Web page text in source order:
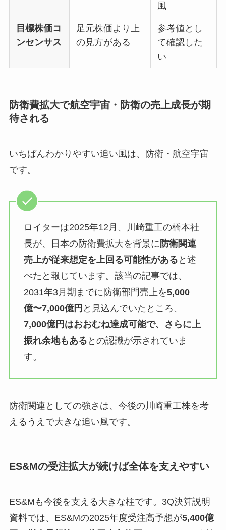
風
目標株価コ
ンセンサス
足元株価より上
の見方がある
参考値とし
て確認した
い
防衛費拡大で航空宇宙・防衛の売上成長が期
待される
いちばんわかりやすい追い風は、防衛・航空宇宙
です。
ロイターは2025年12月、川崎重工の橋本社
長が、日本の防衛費拡大を背景に 防衛関連
売上が従来想定を上回る可能性がある と述
べたと報じています。該当の記事では、
2031年3月期までに防衛部門売上を5,000
億〜7,000億円 と見込んでいたところ、
7,000億円はおおむね達成可能で、さらに上
振れ余地もある との認識が示されていま
す。
防衛関連としての強さは、今後の川崎重工株を考
えるうえで大きな追い風です。
ES&Mの受注拡大が続けば全体を支えやすい
ES&Mも今後を支える大きな柱です。3Q決算説明
資料では、ES&Mの2025年度受注高予想が5,400億